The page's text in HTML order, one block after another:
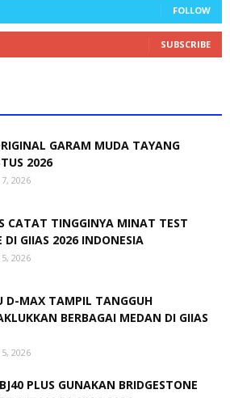
FOLLOW
SUBSCRIBE
GARAM MUDA TAYANG
2026
2026
CATAT TINGGINYA MINAT TEST
DI GIIAS 2026 INDONESIA
2026
D-MAX TAMPIL TANGGUH
BERBAGAI MEDAN DI GIIAS
2026
PLUS GUNAKAN BRIDGESTONE